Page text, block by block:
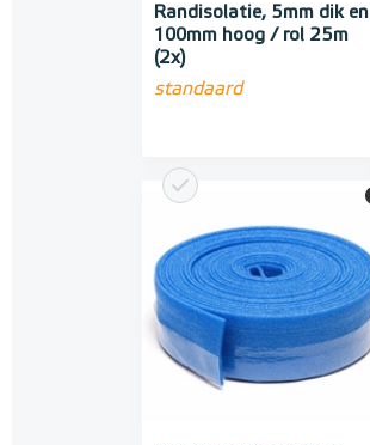
Randisolatie, 5mm dik en
100mm hoog / rol 25m
(2x)
standaard